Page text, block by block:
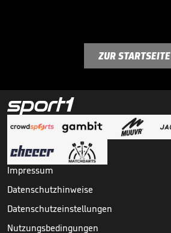
ZUR STARTSEITE
Impressum
Datenschutzhinweise
Datenschutzeinstellungen
Nutzungsbedingungen